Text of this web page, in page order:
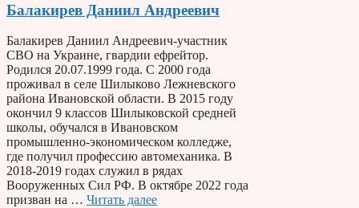
Балакирев Даниил Андреевич
Балакирев Даниил Андреевич-участник
СВО на Украине, гвардии ефрейтор.
Родился 20.07.1999 года. С 2000 года
проживал в селе Шилыково Лежневского
района Ивановской области. В 2015 году
окончил 9 классов Шилыковской средней
школы, обучался в Ивановском
промышленно-экономическом колледже,
где получил профессию автомеханика. В
2018-2019 годах служил в рядах
Вооруженных Сил РФ. В октябре 2022 года
призван на … Читать далее